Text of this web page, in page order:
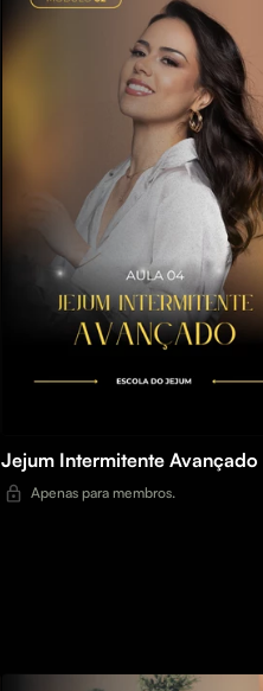
Jejum Intermitente Avançado
Apenas para membros.